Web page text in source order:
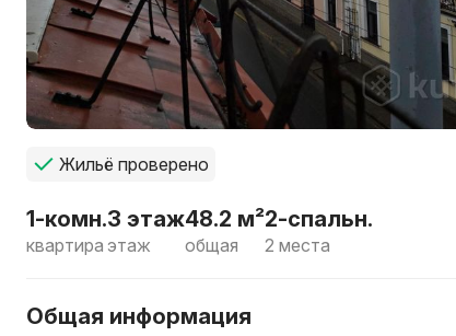
Жильё проверено
1-комн.
квартира
3 этаж
этаж
48.2 м²
общая
2-спальн.
2 места
Общая информация